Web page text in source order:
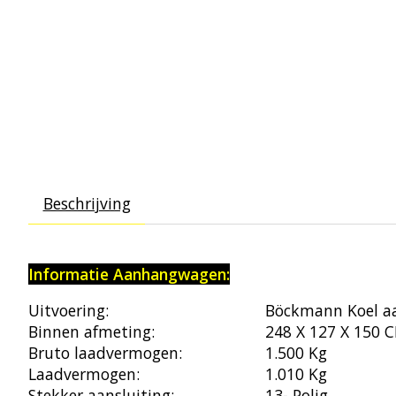
Beschrijving
Informatie Aanhangwagen:
Uitvoering:
Böckmann Koel
Binnen afmeting:
248 X 127 X 150
Bruto laadvermogen:
1.500 Kg
Laadvermogen:
1.010 Kg